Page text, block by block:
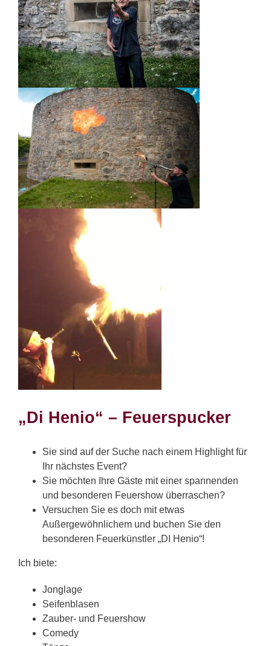
„Di Henio“ – Feuerspucker
Sie sind auf der Suche nach einem Highlight für
Ihr nächstes Event?
Sie möchten Ihre Gäste mit einer spannenden
und besonderen Feuershow überraschen?
Versuchen Sie es doch mit etwas
Außergewöhnlichem und buchen Sie den
besonderen Feuerkünstler „DI Henio“!
Ich biete:
Jonglage
Seifenblasen
Zauber- und Feuershow
Comedy